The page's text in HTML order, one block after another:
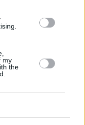
my
the
televizi, ©